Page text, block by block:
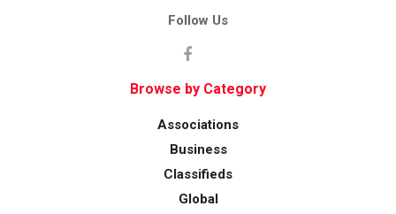
Follow Us
Browse by Category
Associations
Business
Classifieds
Global